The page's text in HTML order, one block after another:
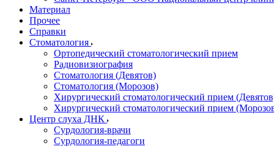
Материал
Прочее
Справки
Стоматология
Ортопедический стоматологический прием
Радиовизиография
Стоматология (Девятов)
Стоматология (Морозов)
Хирургический стоматологический прием
Хирургический стоматологический прием
Центр слуха ДНК
Сурдология-врачи
Сурдология-педагоги